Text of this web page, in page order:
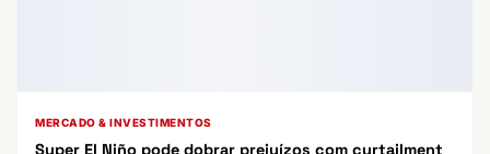
MERCADO & INVESTIMENTOS
Super El Niño pode dobrar prejuízos com curtailment